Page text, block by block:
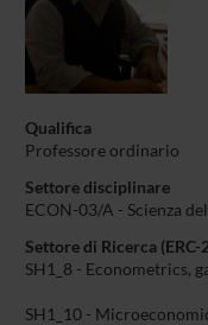
Qualifica
Professore ordinario
Settore disciplinare
ECON-03/A - Scienza
Settore di Ricerca (ERC-
SH1_8 - Econometrics,
SH1_10 -